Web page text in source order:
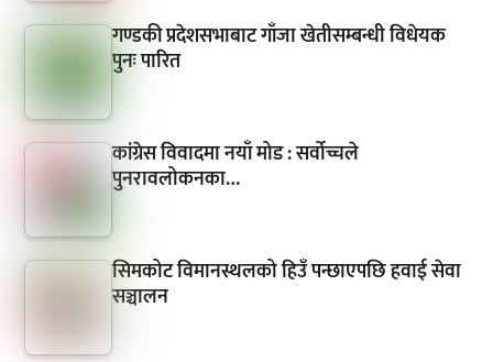
गण्डकी प्रदेशसभाबाट गाँजा खेतीसम्बन्धी विधेयक
पुनः पारित
कांग्रेस विवादमा नयाँ मोड : सर्वोच्चले
पुनरावलोकनका…
सिमकोट विमानस्थलको हिउँ पन्छाएपछि हवाई सेवा
सञ्चालन